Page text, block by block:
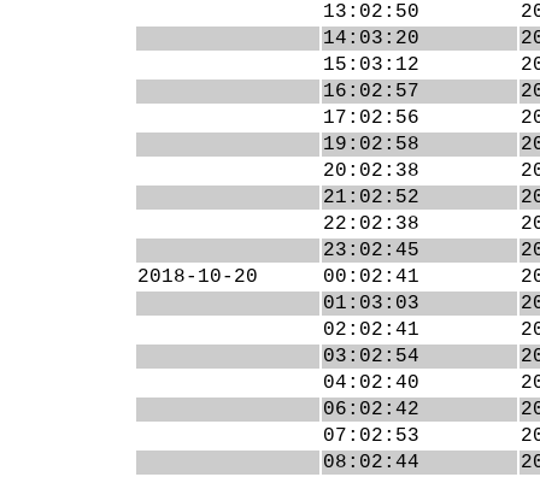
13:02:50
14:03:20
15:03:12
16:02:57
17:02:56
19:02:58
20:02:38
21:02:52
22:02:38
23:02:45
2018-10-20
00:02:41
01:03:03
02:02:41
03:02:54
04:02:40
06:02:42
07:02:53
08:02:44